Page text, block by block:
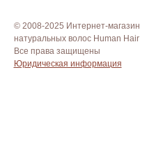
© 2008-2025 Интернет-магазин
натуральных волос Human Hair
Все права защищены
Юридическая информация